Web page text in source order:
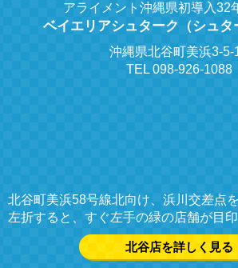
アライメント沖縄県初導入32
ベイエリアシュターク（シュタ
沖縄県北谷町美浜3-5-
TEL 098-926-1088
北谷町美浜58号線北向け、浜川交差点
左折すると、すぐ左手の緑の店舗が目印
北谷店を詳しく見る